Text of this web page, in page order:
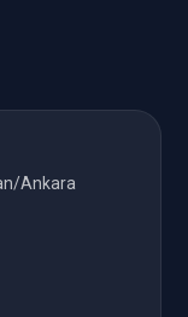
Ankara